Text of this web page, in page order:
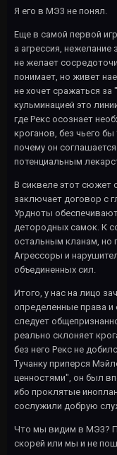
Я его в МЭ3 не понял.
Еще в самой первой
а агрессия,
не желает
понимает, но живет
не хочет сражаться
кульминацией это
где Рекс осознает
кроганов, без чьего
почему он
потенциальным
В сиквеле этот сюжет
заключает договор с
Урдноты
детородных самок. К
остальным кланам, но
Агрессоры и
объединенных сил.
Итого, у нас на лицо
определенные права и
следует
реально склоняет
без него Рекс не
Тучанку приперся
ценностями", он был
ибо проклятые
сослужили добрую
Что мы видим в МЭ3?
скорей или мы и не